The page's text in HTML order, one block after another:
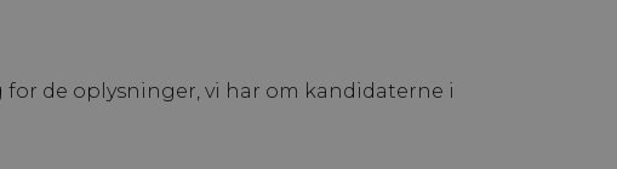
de oplysninger, vi har om kandidaterne i